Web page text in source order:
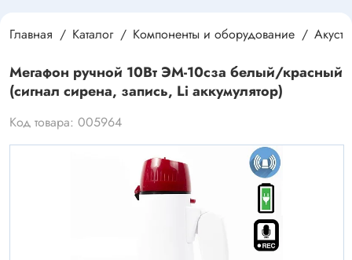
Главная Каталог Компоненты и оборудование
Мегафон ручной 10Вт ЭМ-10сза белый/красный
(сигнал сирена, запись, Li аккумулятор)
Код товара: 005964